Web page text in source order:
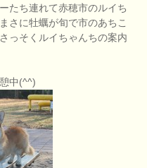
たち連れて赤穂市のルイち
さに牡蠣が旬で市のあちこ
っそくルイちゃんちの案内
中(^^)